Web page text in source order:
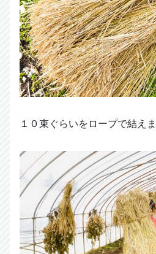
１０束ぐらいをロープで結